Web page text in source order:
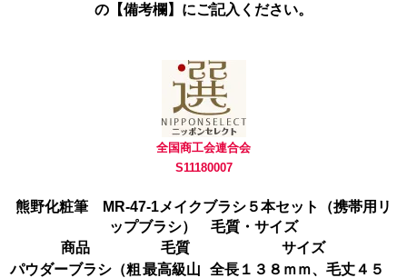
の【備考欄】にご記入ください。
全国商工会連合会
S11180007
熊野化粧筆 MR-47-1メイクブラシ５本セット（携帯用リ
ップブラシ） 毛質・サイズ
商品
毛質
サイズ
パウダーブラシ（粗 最高級山
全長１３８ｍｍ、毛丈４５